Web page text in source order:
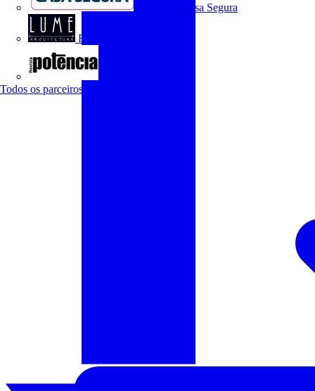
Programa Casa Segura
Revista Lume Arquitetura
Todos os parceiros